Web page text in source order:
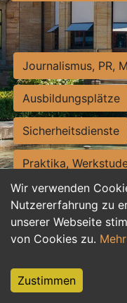
Wir verwenden
Nutzererfahrung zu
unserer Webseite
von Cookies zu.
Zustimmen
Journalismus, PR,
Ausbildungsplätze
Sicherheitsdienste
Praktika,
Personalwesen
Hilfskräfte,
Weiterbildung,